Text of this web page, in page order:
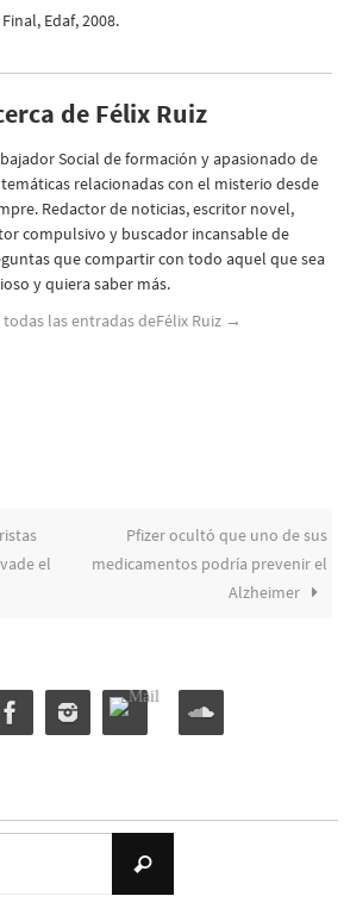
Edaf, 2008.
de Félix Ruiz
Social de formación y apasionado de
relacionadas con el misterio desde
Redactor de noticias, escritor novel,
compulsivo y buscador incansable de
que compartir con todo aquel que sea
y quiera saber más.
todas las entradas deFélix Ruiz →
el
Pfizer ocultó que uno de sus
medicamentos podría prevenir el
Alzheimer
Buscar